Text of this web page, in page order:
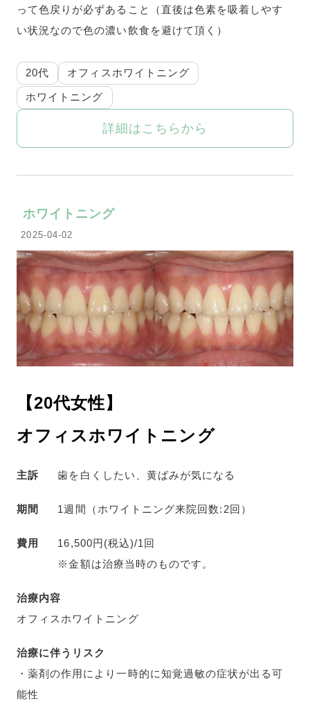
って色戻りが必ずあること（直後は色素を吸着しやす
い状況なので色の濃い飲食を避けて頂く）
20代 オフィスホワイトニング
ホワイトニング
詳細はこちらから
ホワイトニング
2025-04-02
【20代女性】
オフィスホワイトニング
主訴 歯を白くしたい、黄ばみが気になる
期間 1週間（ホワイトニング来院回数:2回）
費用
16,500円(税込)/1回
※金額は治療当時のものです。
治療内容
オフィスホワイトニング
治療に伴うリスク
・薬剤の作用により一時的に知覚過敏の症状が出る可
能性